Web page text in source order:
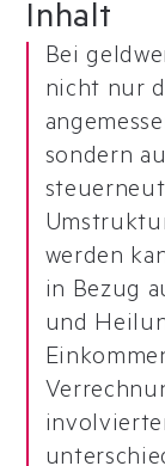
Inhalt
Bei
nicht nur
sondern
werden
in Bezug
und